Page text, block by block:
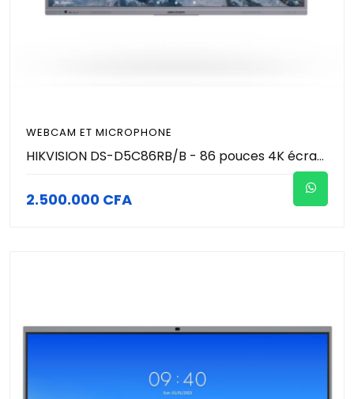
WEBCAM ET MICROPHONE
HIKVISION DS-D5C86RB/B - 86 pouces 4K écran tactile intéractif de conference avec microphone et caméra 8MP (4K) intégré
2.500.000 CFA